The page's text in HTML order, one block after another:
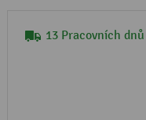
13 Pracovních dnů